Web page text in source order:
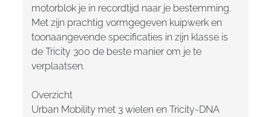
motorblok je in recordtijd naar je bestemming.
Met zijn prachtig vormgegeven kuipwerk en
toonaangevende specificaties in zijn klasse is
de Tricity 300 de beste manier om je te
verplaatsen.
Overzicht
Urban Mobility met 3 wielen en Tricity-DNA